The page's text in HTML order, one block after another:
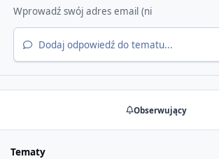
Dodaj odpowiedź do tematu...
Obserwujący
Tematy